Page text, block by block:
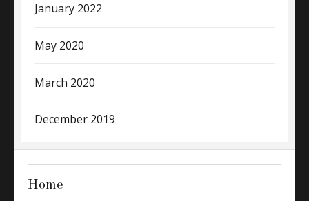
January 2022
May 2020
March 2020
December 2019
Home